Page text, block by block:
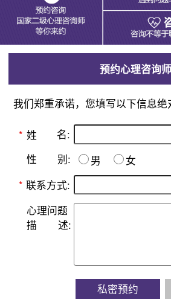
预约心理咨询师
我们郑重承诺，您填写以下信息绝
* 姓 名:
性 别: 男
女
* 联系方式:
心理问题
描
述:
私密预约